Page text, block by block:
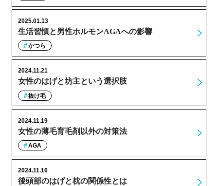
生活習慣と男性ホルモンAGAへの影響
2025.01.13
かつら
女性のはげと坊主という選択肢
2024.11.21
抜け毛
女性の薄毛育毛剤以外の対策法
2024.11.19
AGA
後頭部のはげと枕の関係性とは
2024.11.16